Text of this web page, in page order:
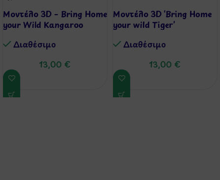
Μοντέλο 3D – Bring Home
your Wild Kangaroo
Διαθέσιμo
13,00 €
Μοντέλο 3D ‘Bring Home
your wild Tiger’
Διαθέσιμo
13,00 €